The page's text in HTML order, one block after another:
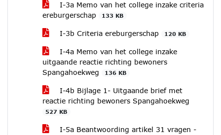
I-3a Memo van het college inzake criteria
ereburgerschap
133 KB
I-3b Criteria ereburgerschap 120 KB
I-4a Memo van het college inzake
uitgaande reactie richting bewoners
Spangahoekweg
136 KB
I-4b Bijlage 1- Uitgaande brief met
reactie richting bewoners Spangahoekweg
527 KB
I-5a Beantwoording artikel 31 vragen -